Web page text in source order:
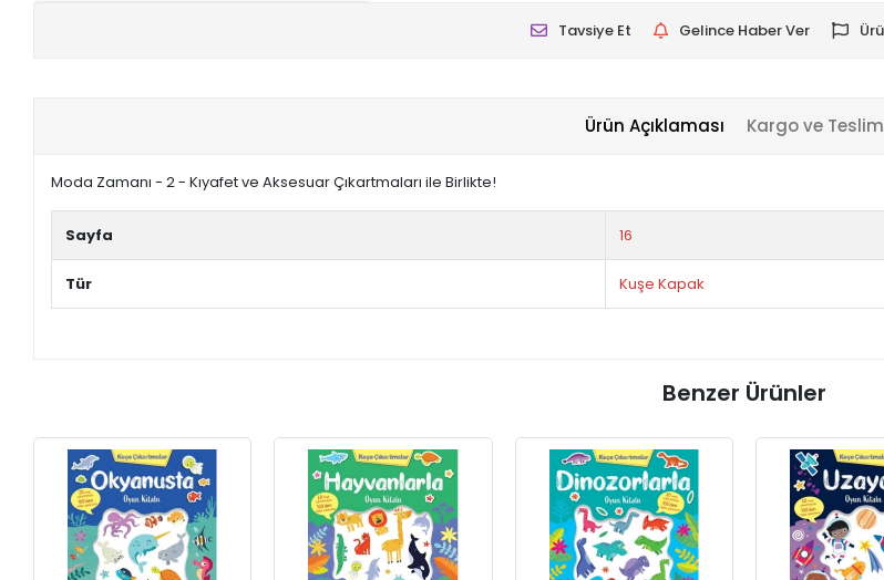
YDS - YÖKDİL HAZIRLIK KİTAPLARI +
ASKERİ LİSE - PMYO KİTAPLARI
YÖS KİTAPLARI
SPK HAZIRLIK KİTAPLARI
ÜNİVERSİTE DERS KİTAPLARI +
ROMAN - KÜLTÜR KİTAPLARI +
Tavsiye Et Gelince Haber Ver
Ürün Açıklaması Kargo ve
Moda Zamanı - 2 - Kıyafet ve Aksesuar Çıkartmaları ile Birlikte!
Sayfa 16
Tür Kuşe Kapak
Benzer Ürünler